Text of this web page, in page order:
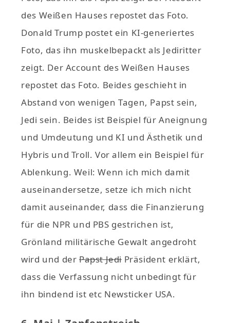
des Weißen Hauses repostet das Foto.
Donald Trump postet ein KI-generiertes
Foto, das ihn muskelbepackt als Jediritter
zeigt. Der Account des Weißen Hauses
repostet das Foto. Beides geschieht in
Abstand von wenigen Tagen, Papst sein,
Jedi sein. Beides ist Beispiel für Aneignung
und Umdeutung und KI und Ästhetik und
Hybris und Troll. Vor allem ein Beispiel für
Ablenkung. Weil: Wenn ich mich damit
auseinandersetze, setze ich mich nicht
damit auseinander, dass die Finanzierung
für die NPR und PBS gestrichen ist,
Grönland militärische Gewalt angedroht
wird und derPapst Jedi Präsident erklärt,
dass die Verfassung nicht unbedingt für
ihn bindend ist etc Newsticker USA.